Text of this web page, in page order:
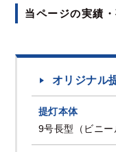
当ページの実績
オリジナル
提灯本体
9号長型（ビニ